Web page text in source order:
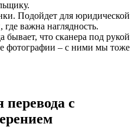
Подойдет для юридической
важна наглядность.
что сканера под рукой
фотографии – с ними мы тоже
с